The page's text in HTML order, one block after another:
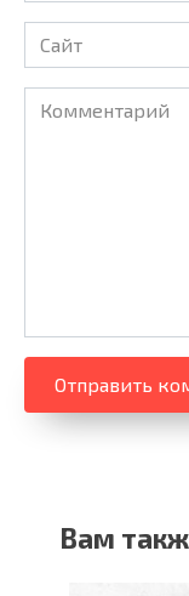
Сайт
Комментарий
Вам